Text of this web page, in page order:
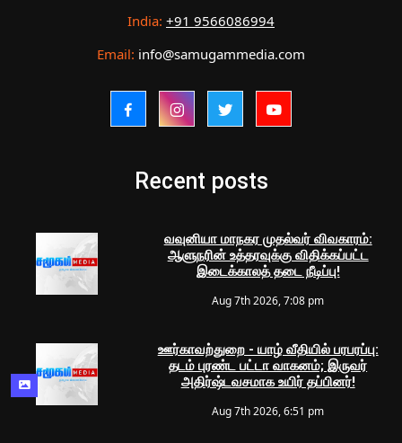
India: +91 9566086994
Email: info@samugammedia.com
Recent posts
வவுனியா மாநகர முதல்வர் விவகாரம்:
ஆளுநரின் உத்தரவுக்கு விதிக்கப்பட்ட
இடைக்காலத் தடை நீடிப்பு!
Aug 7th 2026, 7:08 pm
ஊர்காவற்துறை - யாழ் வீதியில் பரபரப்பு:
தடம் புரண்ட பட்டா வாகனம்; இருவர்
அதிர்ஷ்டவசமாக உயிர் தப்பினர்!
Aug 7th 2026, 6:51 pm